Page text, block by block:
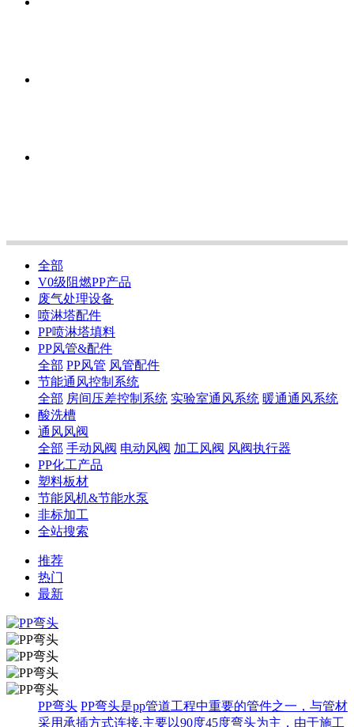
全部
V0级阻燃PP产品
废气处理设备
喷淋塔配件
PP喷淋塔填料
PP风管&配件
全部 PP风管 风管配件
节能通风控制系统
全部 房间压差控制系统 实验室通风系统 暖通通风系统
酸洗槽
通风风阀
全部 手动风阀 电动风阀 加工风阀 风阀执行器
PP化工产品
塑料板材
节能风机&节能水泵
非标加工
全站搜索
推荐
热门
最新
PP弯头 PP弯头是pp管道工程中重要的管件之一，与管材
采用承插方式连接,主要以90度45度弯头为主，由于施工